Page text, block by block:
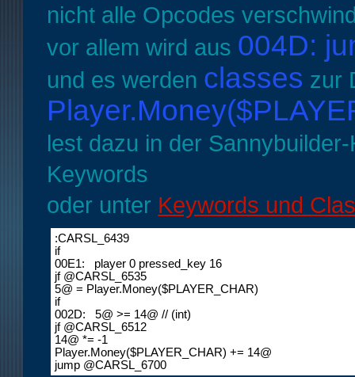
nicht alle Opcodes
vor allem wird aus 004D:
und es werden classes zur
lest dazu in der
Keywords
oder unter Keywords und
:CARSL_6439
if
00E1:   player 0 pressed_key 16
jf @CARSL_6535
5@ = Player.Money($PLAYER_CHAR)
if
002D:   5@ >= 14@ // (int)
jf @CARSL_6512
14@ *= -1
Player.Money($PLAYER_CHAR) += 14@
jump @CARSL_6700